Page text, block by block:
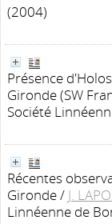
(2004)
Présence
Gironde (SW
Société
Récentes
Gironde/ J.
Linnéenne de